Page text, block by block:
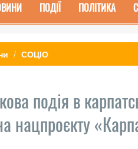
ПОДІЇ ПОЛІТИКА
СОЦІО
подія в
нацпроєкту